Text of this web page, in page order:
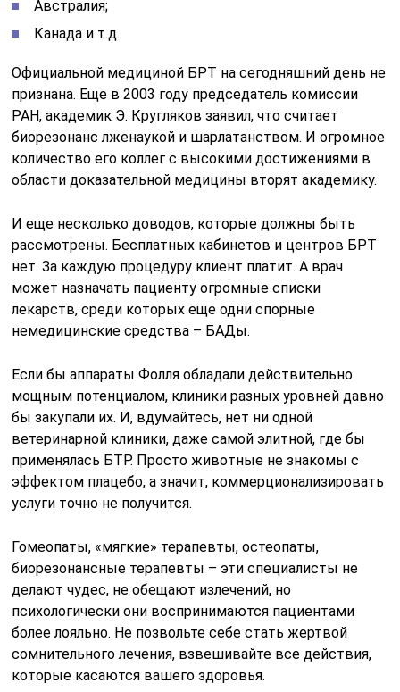
Австралия;
Канада и т.д.
Официальной медициной БРТ на сегодняшний день не
признана. Еще в 2003 году председатель комиссии
РАН, академик Э. Кругляков заявил, что считает
биорезонанс лженаукой и шарлатанством. И огромное
количество его коллег с высокими достижениями в
области доказательной медицины вторят академику.
И еще несколько доводов, которые должны быть
рассмотрены. Бесплатных кабинетов и центров БРТ
нет. За каждую процедуру клиент платит. А врач
может назначать пациенту огромные списки
лекарств, среди которых еще одни спорные
немедицинские средства – БАДы.
Если бы аппараты Фолля обладали действительно
мощным потенциалом, клиники разных уровней давно
бы закупали их. И, вдумайтесь, нет ни одной
ветеринарной клиники, даже самой элитной, где бы
применялась БТР. Просто животные не знакомы с
эффектом плацебо, а значит, коммерционализировать
услуги точно не получится.
Гомеопаты, «мягкие» терапевты, остеопаты,
биорезонансные терапевты – эти специалисты не
делают чудес, не обещают излечений, но
психологически они воспринимаются пациентами
более лояльно. Не позвольте себе стать жертвой
сомнительного лечения, взвешивайте все действия,
которые касаются вашего здоровья.